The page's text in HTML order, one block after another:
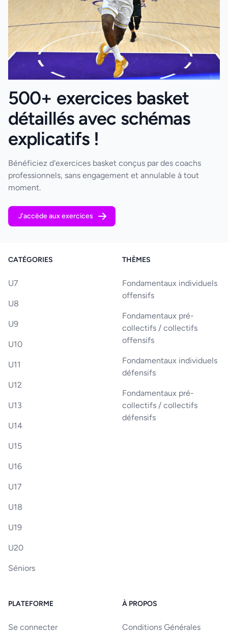
500+ exercices basket
détaillés avec schémas
explicatifs !
Bénéficiez d'exercices basket conçus par des coachs
professionnels, sans engagement et annulable à tout
moment.
J'accède aux exercices
CATÉGORIES
U7
U8
U9
U10
U11
U12
U13
U14
U15
U16
U17
U18
U19
U20
Séniors
THÈMES
Fondamentaux individuels
offensifs
Fondamentaux pré-
collectifs / collectifs
offensifs
Fondamentaux individuels
défensifs
Fondamentaux pré-
collectifs / collectifs
défensifs
PLATEFORME
Se connecter
À PROPOS
Conditions Générales